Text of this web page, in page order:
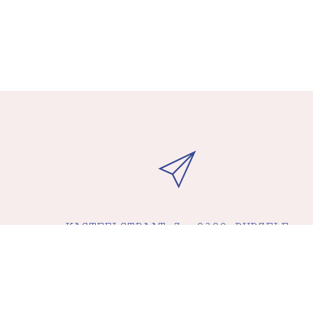
KASTEELSTRAAT 7, 8380 DUDZELE